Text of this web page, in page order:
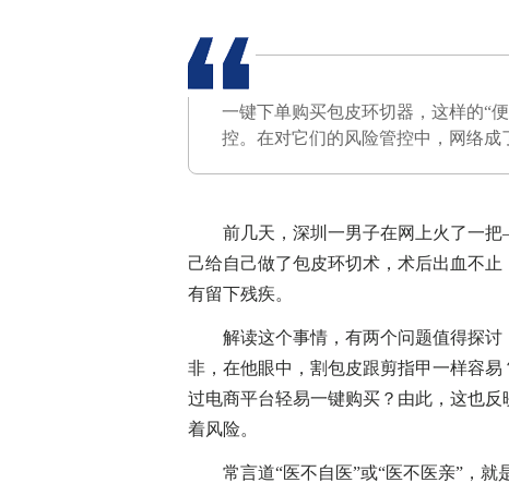
一键下单购买包皮环切器，这样的“
控。在对它们的风险管控中，网络成
前几天，深圳一男子在网上火了一把
己给自己做了包皮环切术，术后出血不
有留下残疾。
解读这个事情，有两个问题值得探讨
非，在他眼中，割包皮跟剪指甲一样容
过电商平台轻易一键购买？由此，这也
着风险。
常言道“医不自医”或“医不医亲”，就